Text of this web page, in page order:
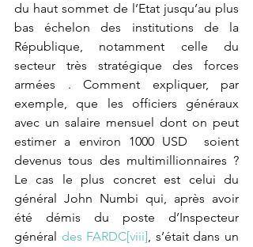
du haut sommet de l’Etat jusqu’au plus
bas échelon des institutions de la
République, notamment celle du
secteur très stratégique des forces
armées . Comment expliquer, par
exemple, que les officiers généraux
avec un salaire mensuel dont on peut
estimer a environ 1000 USD  soient
devenus tous des multimillionnaires ?
Le cas le plus concret est celui du
général John Numbi qui, après avoir
été démis du poste d’Inspecteur
général des FARDC[viii], s’était dans un